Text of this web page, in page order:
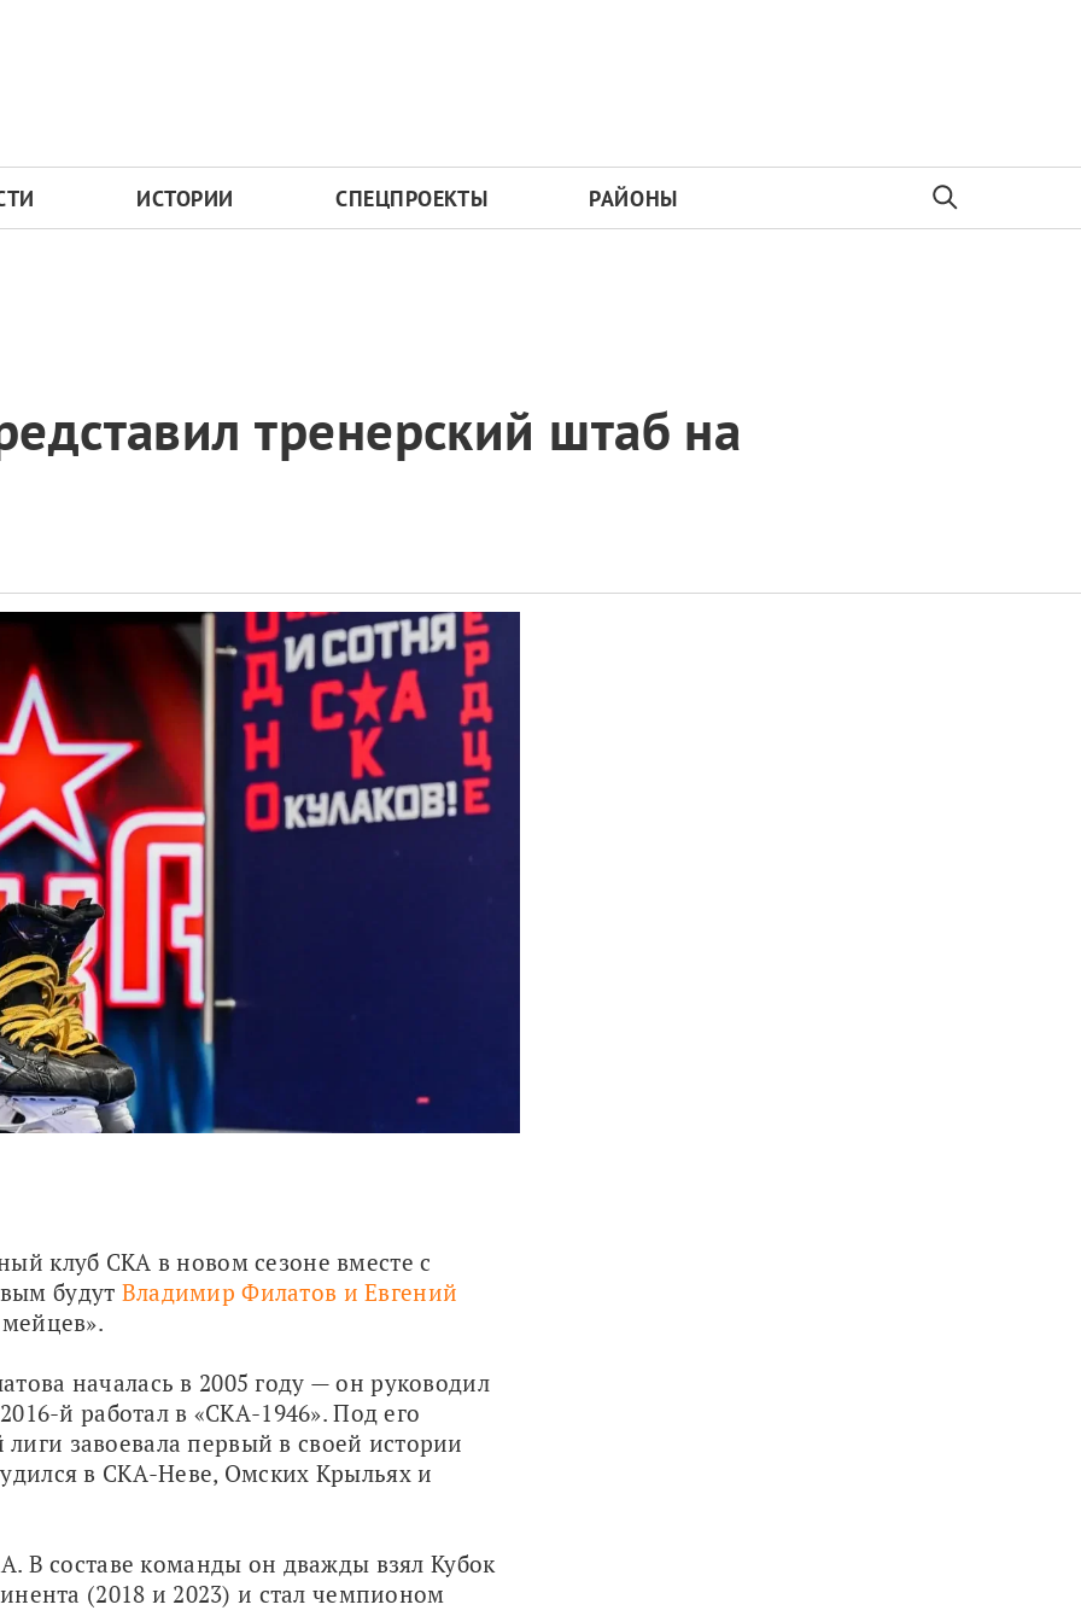
ИСТОРИИ СПЕЦПРОЕКТЫ РАЙОНЫ
тренерский штаб на
клуб СКА в новом сезоне вместе с
будут Владимир Филатов и Евгений
началась в 2005 году — он руководил
й работал в «СКА-1946». Под его
завоевала первый в своей истории
в СКА-Неве, Омских Крыльях и
В составе команды он дважды взял Кубок
(2018 и 2023) и стал чемпионом